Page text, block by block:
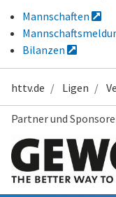
Mannschaften
Bilanzen
httv.de Ligen
Partner und